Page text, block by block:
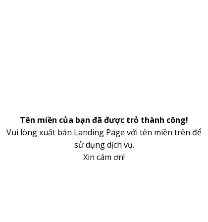
Tên miền của bạn đã được trỏ thành công!
Vui lòng xuất bản Landing Page với tên miền trên để
sử dụng dịch vụ.
Xin cám ơn!